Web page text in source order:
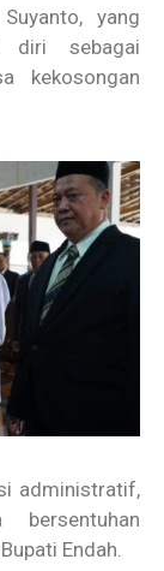
yang
diri sebagai
kekosongan
administratif,
Endah.